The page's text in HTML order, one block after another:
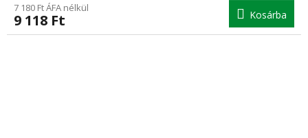
7 180 Ft ÁFA nélkül
9 118 Ft Kosárba